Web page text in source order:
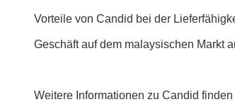
Vorteile von Candid bei der
Geschäft auf dem malaysischen Markt
Weitere Informationen zu Candid